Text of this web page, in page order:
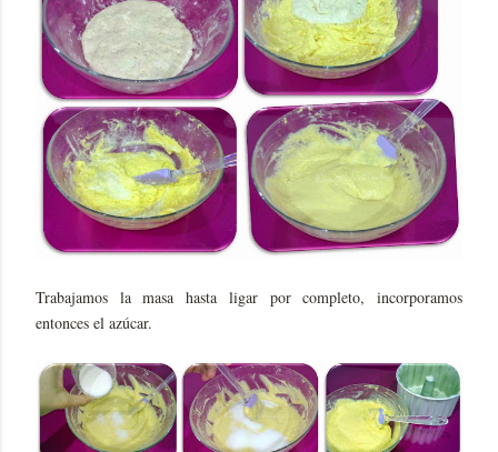
Trabajamos la masa hasta ligar por completo, incorporamos
entonces el azúcar.